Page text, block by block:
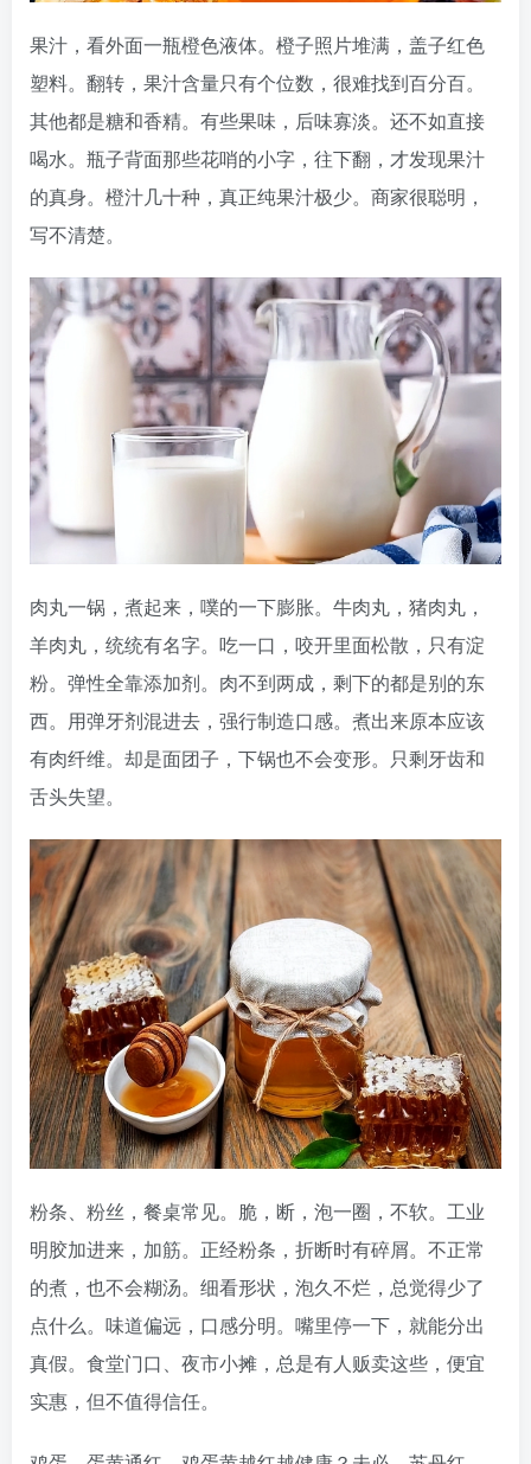
果汁，看外面一瓶橙色液体。橙子照片堆满，盖子红色
塑料。翻转，果汁含量只有个位数，很难找到百分百。
其他都是糖和香精。有些果味，后味寡淡。还不如直接
喝水。瓶子背面那些花哨的小字，往下翻，才发现果汁
的真身。橙汁几十种，真正纯果汁极少。商家很聪明，
写不清楚。
肉丸一锅，煮起来，噗的一下膨胀。牛肉丸，猪肉丸，
羊肉丸，统统有名字。吃一口，咬开里面松散，只有淀
粉。弹性全靠添加剂。肉不到两成，剩下的都是别的东
西。用弹牙剂混进去，强行制造口感。煮出来原本应该
有肉纤维。却是面团子，下锅也不会变形。只剩牙齿和
舌头失望。
粉条、粉丝，餐桌常见。脆，断，泡一圈，不软。工业
明胶加进来，加筋。正经粉条，折断时有碎屑。不正常
的煮，也不会糊汤。细看形状，泡久不烂，总觉得少了
点什么。味道偏远，口感分明。嘴里停一下，就能分出
真假。食堂门口、夜市小摊，总是有人贩卖这些，便宜
实惠，但不值得信任。